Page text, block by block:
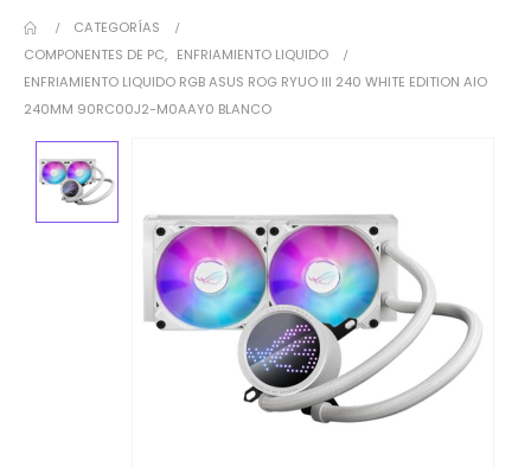
CATEGORÍAS
COMPONENTES DE PC, ENFRIAMIENTO LIQUIDO
ENFRIAMIENTO LIQUIDO RGB ASUS ROG RYUO III 240 WHITE EDITION AIO
240MM 90RC00J2-M0AAY0 BLANCO